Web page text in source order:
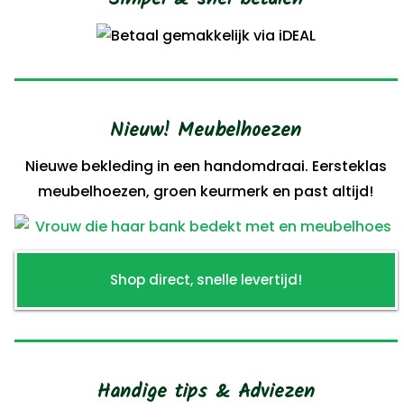
Nieuw! Meubelhoezen
Nieuwe bekleding in een handomdraai. Eersteklas
meubelhoezen, groen keurmerk en past altijd!
Shop direct, snelle levertijd!
Handige tips & Adviezen